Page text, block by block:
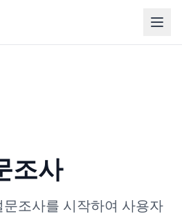
조사
조사를 시작하여 사용자